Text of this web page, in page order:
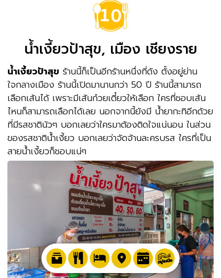
น้ำเงี้ยวป้าสุข, เมือง เชียงราย
น้ำเงี้ยวป้าสุข ร้านนี้ก็เป็นอีกร้านหนึ่งที่ดัง ตั้งอยู่ย่าน
ใจกลางเมือง ร้านนี้เปิดมานานกว่า 50 ปี ร้านนี้สามารถ
เลือกเส้นได้ เพราะมีเส้นก๋วยเตี๋ยวให้เลือก ใครที่ชอบเส้น
ไหนก็สามารถเลือกได้เลย นอกจากนี้ยังมี น้ำยากะทิอีกด้วย
ที่มีรสชาตินัวๆ บอกเลยว่าใครมาต้องติดใจแน่นอน ในส่วน
ของรสชาติน้ำเงี้ยว บอกเลยว่าจัดจ้านละครบรส ใครที่เป็น
สายน้ำเงี้ยวก็ชอบแน่ๆ